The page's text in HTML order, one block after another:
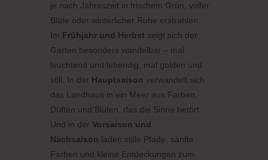
je nach Jahreszeit in frischem Grün, voller
Blüte oder winterlicher Ruhe erstrahlen.
Im Frühjahr und Herbst zeigt sich der
Garten besonders wandelbar – mal
leuchtend und lebendig, mal golden und
still. In der Hauptsaison verwandelt sich
das Landhaus in ein Meer aus Farben,
Düften und Blüten, das die Sinne betört.
Und in der Vorsaison und
Nachsaison laden stille Pfade, sanfte
Farben und kleine Entdeckungen zum